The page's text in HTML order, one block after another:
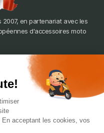
2007, en partenariat avec les
d'accessoires moto
69200 Vénissieux